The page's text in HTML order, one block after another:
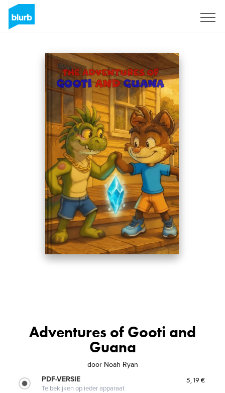
Adventures of Gooti and
Guana
door Noah Ryan
PDF-VERSIE
Te bekijken op ieder apparaat
5,19 €